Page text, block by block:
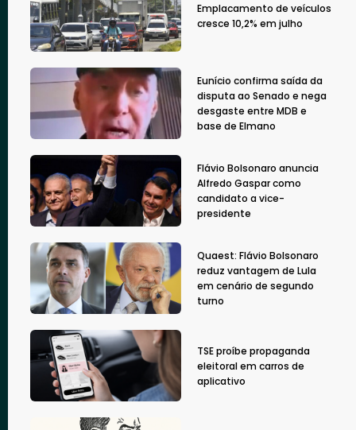
Emplacamento de veículos
cresce 10,2% em julho
Eunício confirma saída da
disputa ao Senado e nega
desgaste entre MDB e
base de Elmano
Flávio Bolsonaro anuncia
Alfredo Gaspar como
candidato a vice-
presidente
Quaest: Flávio Bolsonaro
reduz vantagem de Lula
em cenário de segundo
turno
TSE proíbe propaganda
eleitoral em carros de
aplicativo